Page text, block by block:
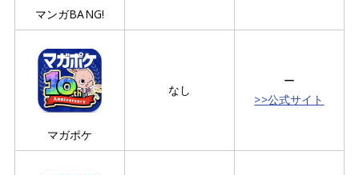
マンガBANG!
マガポケ
なし
ー
>>公式サイト